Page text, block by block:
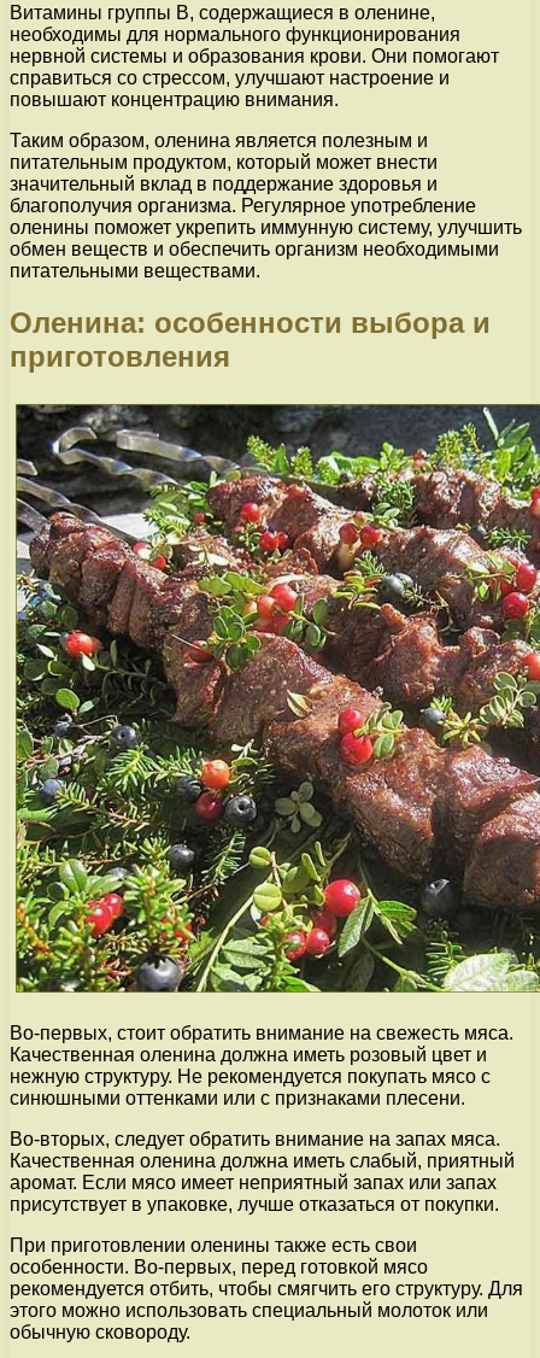
Витамины группы В, содержащиеся в оленине,
необходимы для нормального функционирования
нервной системы и образования крови. Они помогают
справиться со стрессом, улучшают настроение и
повышают концентрацию внимания.
Таким образом, оленина является полезным и
питательным продуктом, который может внести
значительный вклад в поддержание здоровья и
благополучия организма. Регулярное употребление
оленины поможет укрепить иммунную систему, улучшить
обмен веществ и обеспечить организм необходимыми
питательными веществами.
Оленина: особенности выбора и
приготовления
Во-первых, стоит обратить внимание на свежесть мяса.
Качественная оленина должна иметь розовый цвет и
нежную структуру. Не рекомендуется покупать мясо с
синюшными оттенками или с признаками плесени.
Во-вторых, следует обратить внимание на запах мяса.
Качественная оленина должна иметь слабый, приятный
аромат. Если мясо имеет неприятный запах или запах
присутствует в упаковке, лучше отказаться от покупки.
При приготовлении оленины также есть свои
особенности. Во-первых, перед готовкой мясо
рекомендуется отбить, чтобы смягчить его структуру. Для
этого можно использовать специальный молоток или
обычную сковороду.